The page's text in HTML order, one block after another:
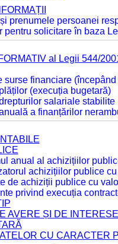
prenumele persoanei
pentru solicitare în baza
al Legii 544/
surse financiare
(execuția bugetară)
salariale
a finanțărilor
anual al achizițiilor
achizițiilor publice
de achiziții publice cu
privind execuția
AVERE ȘI DE INTERESE
CU CARACTER